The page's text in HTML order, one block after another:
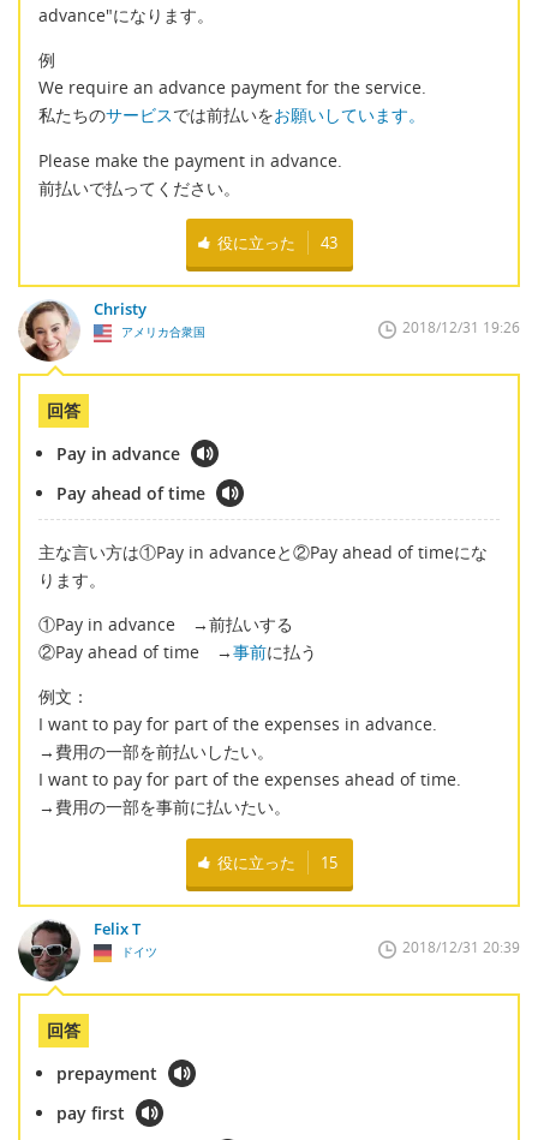
advance"になります。
例
We require an advance payment for the service.
私たちのサービスでは前払いをお願いしています。
Please make the payment in advance.
前払いで払ってください。
役に立った 43
Christy
アメリカ合衆国 2018/12/31 19:26
回答
Pay in advance
Pay ahead of time
主な言い方は①Pay in advanceと②Pay ahead of timeにな
ります。
①Pay in advance →前払いする
②Pay ahead of time →事前に払う
例文：
I want to pay for part of the expenses in advance.
→費用の一部を前払いしたい。
I want to pay for part of the expenses ahead of time.
→費用の一部を事前に払いたい。
役に立った 15
Felix T
ドイツ 2018/12/31 20:39
回答
prepayment
pay first